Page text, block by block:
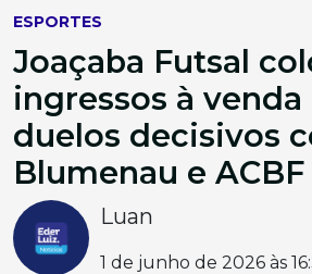
ESPORTES
Joaçaba Futsal
ingressos à venda
duelos decisivos
Blumenau e ACBF
Luan
1 de junho de 2026 às